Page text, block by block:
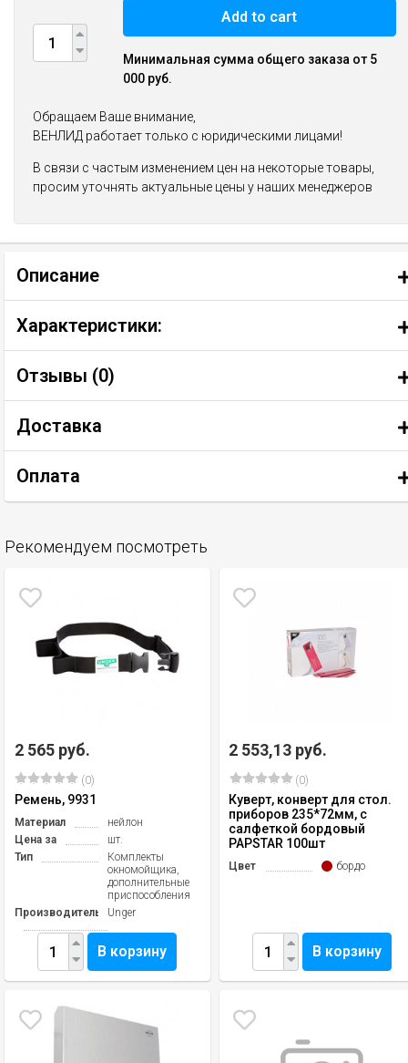
Add to cart
Минимальная сумма общего заказа от 5
000 руб.
Обращаем Ваше внимание,
ВЕНЛИД работает только с юридическими лицами!
В связи с частым изменением цен на некоторые товары,
просим уточнять актуальные цены у наших менеджеров
Описание
Характеристики:
Отзывы (0)
Доставка
Оплата
Рекомендуем посмотреть
2 565 руб.
(0)
Ремень, 9931
Материал
нейлон
Цена за
шт.
Тип
Комплекты
окномойщика,
дополнительные
приспособления
Производитель
Unger
В корзину
2 553,13 руб.
(0)
Куверт, конверт для стол.
приборов 235*72мм, с
салфеткой бордовый
PAPSTAR 100шт
Цвет бордо
В корзину